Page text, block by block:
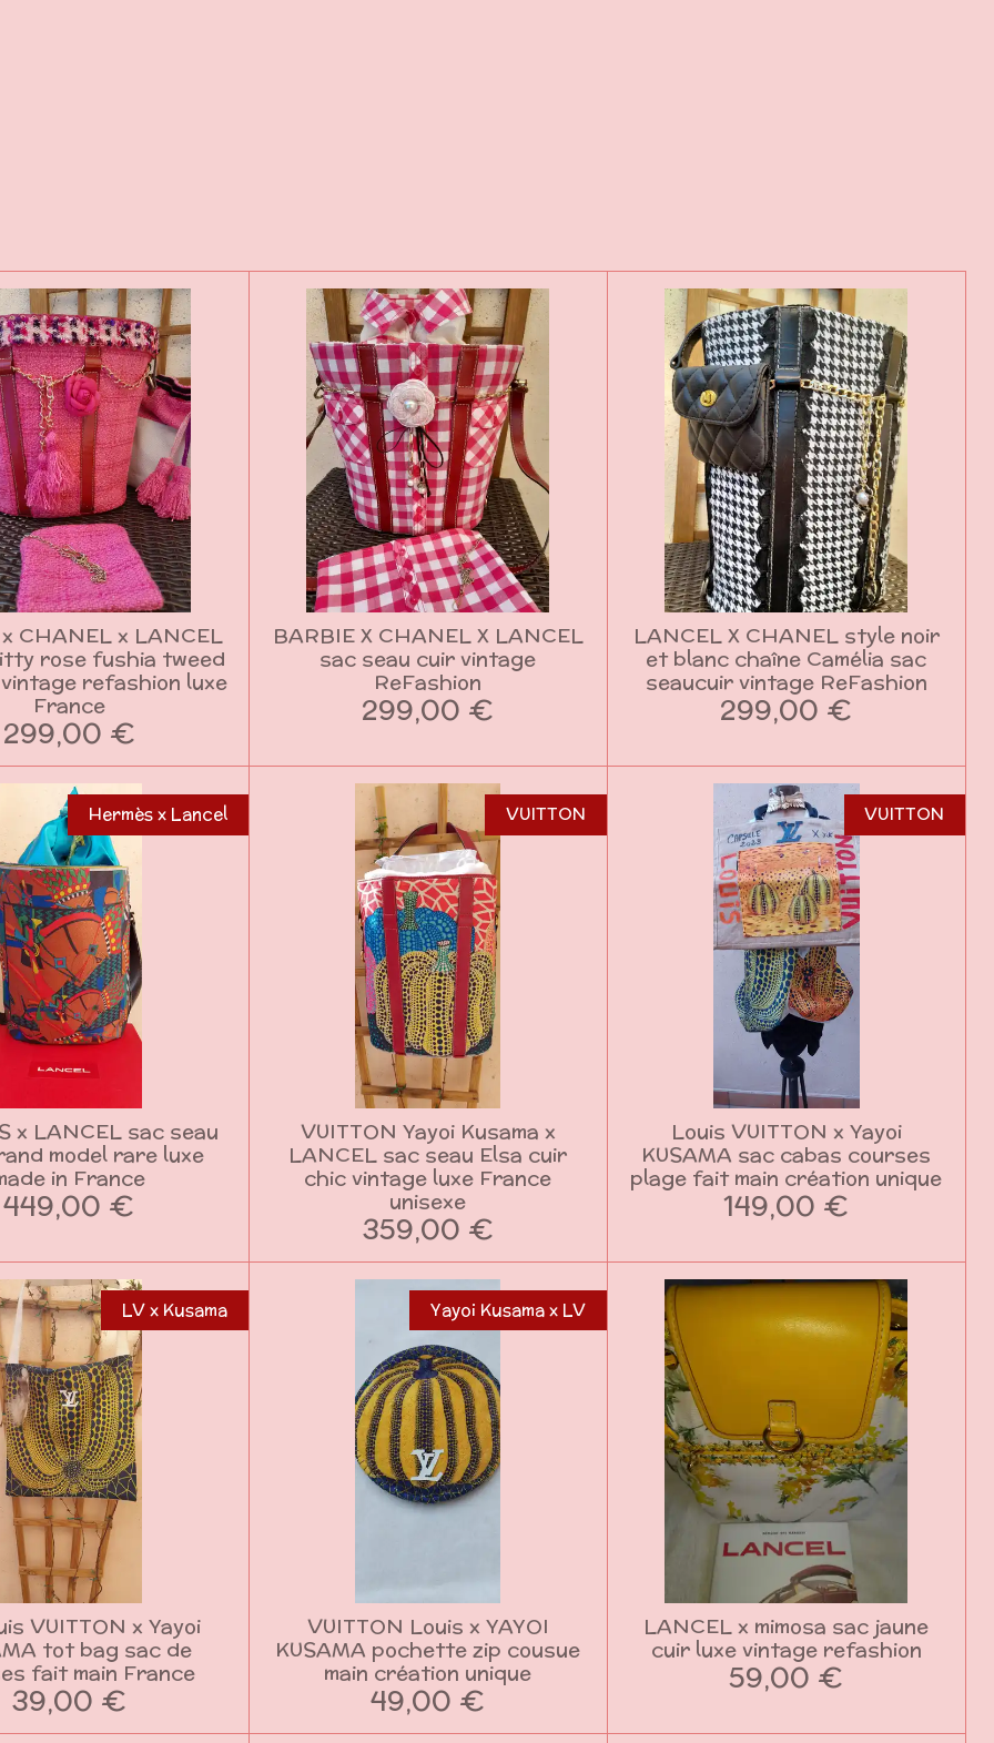
CHANEL x LANCEL
rose fushia tweed
refashion luxe
France
299,00 €
BARBIE X CHANEL X LANCEL
sac seau cuir vintage
ReFashion
299,00 €
LANCEL X CHANEL style noir
et blanc chaîne Camélia sac
seaucuir vintage ReFashion
299,00 €
Hermès x Lancel
x LANCEL sac seau
model rare luxe
in France
449,00 €
VUITTON
VUITTON Yayoi Kusama x
LANCEL sac seau Elsa cuir
chic vintage luxe France
unisexe
359,00 €
VUITTON
Louis VUITTON x Yayoi
KUSAMA sac cabas courses
plage fait main création unique
149,00 €
LV x Kusama
VUITTON x Yayoi
tot bag sac de
fait main France
39,00 €
Yayoi Kusama x LV
VUITTON Louis x YAYOI
KUSAMA pochette zip cousue
main création unique
49,00 €
LANCEL x mimosa sac jaune
cuir luxe vintage refashion
59,00 €